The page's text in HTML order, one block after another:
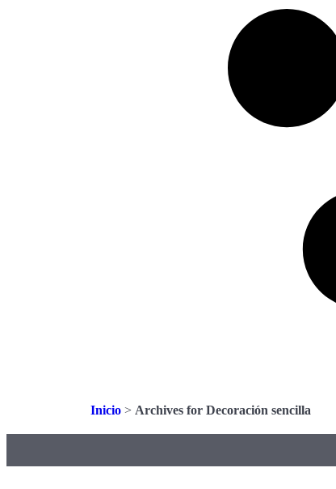
Inicio > Archives for Decoración sencilla